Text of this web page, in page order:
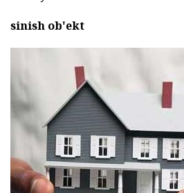
sinish ob'ekt